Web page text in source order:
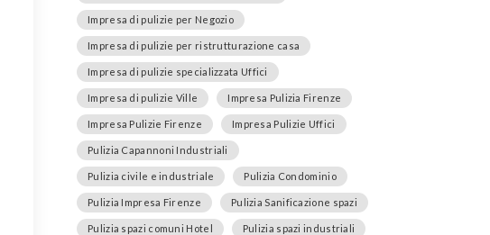
Impresa di pulizie per Negozio
Impresa di pulizie per ristrutturazione casa
Impresa di pulizie specializzata Uffici
Impresa di pulizie Ville Impresa Pulizia Firenze
Impresa Pulizie Firenze Impresa Pulizie Uffici
Pulizia Capannoni Industriali
Pulizia civile e industriale Pulizia Condominio
Pulizia Impresa Firenze Pulizia Sanificazione spazi
Pulizia spazi comuni Hotel Pulizia spazi industriali